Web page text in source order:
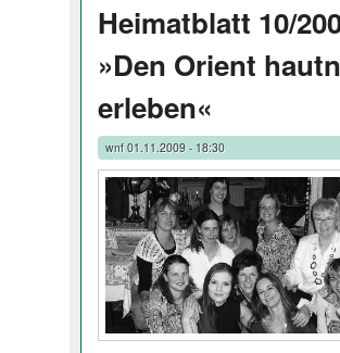
Heimatblatt 10/
»Den Orient
erleben«
wnf01.11.2009 - 18:30